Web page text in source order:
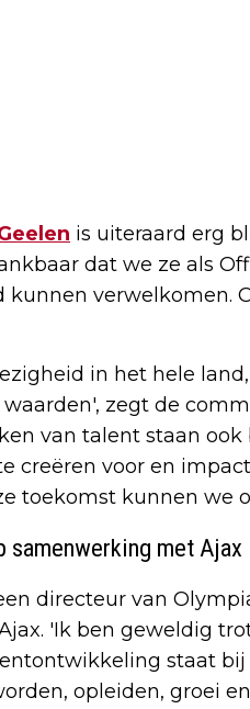
is uiteraard erg
dat we ze als
kunnen verwelkomen.
in het hele
zegt de
van talent staan
creëren voor en
toekomst kunnen we
met Ajax
directeur van
'Ik ben geweldig
staat bij
opleiden, groei